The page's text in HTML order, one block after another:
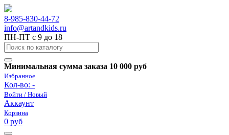
8-985-830-44-72
info@artandkids.ru
ПН-ПТ с 9 до 18
Минимальная сумма заказа 10 000 руб
Избранное
Кол-во: -
Войти / Новый
Аккаунт
Корзина
0 руб